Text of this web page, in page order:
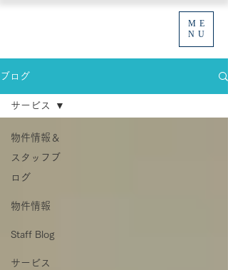
ME
NU
ブログ
物件情報＆
スタッフブ
ログ
物件情報
Staff Blog
サービス
サービス